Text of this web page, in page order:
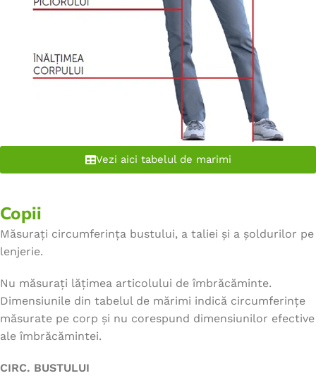
Vezi aici tabelul de marimi
Copii
Măsurați circumferința bustului, a taliei și a șoldurilor pe
lenjerie.
Nu măsurați lățimea articolului de îmbrăcăminte.
Dimensiunile din tabelul de mărimi indică circumferințe
măsurate pe corp și nu corespund dimensiunilor efective
ale îmbrăcămintei.
CIRC. BUSTULUI